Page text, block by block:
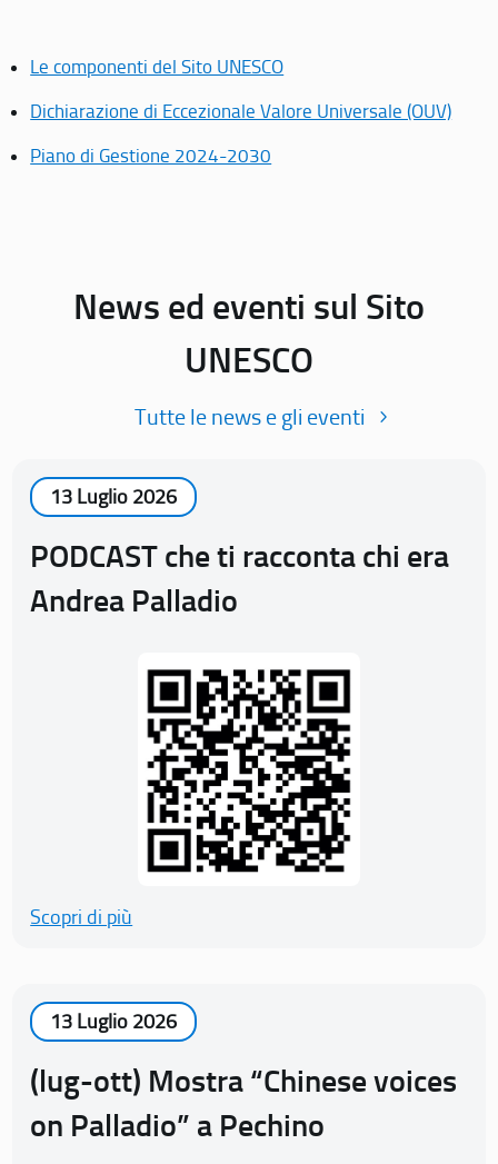
Le componenti del Sito UNESCO
Dichiarazione di Eccezionale Valore Universale (OUV)
Piano di Gestione 2024-2030
News ed eventi sul Sito
UNESCO
Tutte le news e gli eventi
13 Luglio 2026
PODCAST che ti racconta chi era
Andrea Palladio
Scopri di più
13 Luglio 2026
(lug-ott) Mostra “Chinese voices
on Palladio” a Pechino